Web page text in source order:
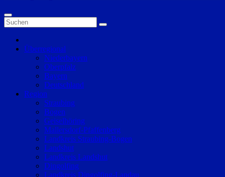
Überregional
Niederbayern
Oberpfalz
Bayern
Deutschland
Region
Straubing
Bogen
Geiselhöring
Mallersdorf-Pfaffenberg
Landkreis Straubing-Bogen
Landshut
Landkreis Landshut
Dingolfing
Landkreis Dingolfing-Landau